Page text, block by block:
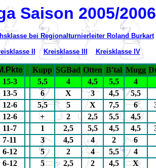
Saison 2005/2006
bei Regionalturnierleiter Roland Burkart
II Kreisklasse III Kreisklasse IV
Kupp SGBad Otten B'tal Mugg
15-3 5,5 4 4,5 5,5 4
13-5 6 X 3 4,5
5,5
12-6 5,5 5 X 7,5 6
12-6 + 2 2,5 5,5
4,5
11-7 1 2,5 5,5 4,5 4,5
7-11 3 4,5 4 2
6
6-12 5 2 4 5,5
4
6-12 5 2,5 2 4,5
X